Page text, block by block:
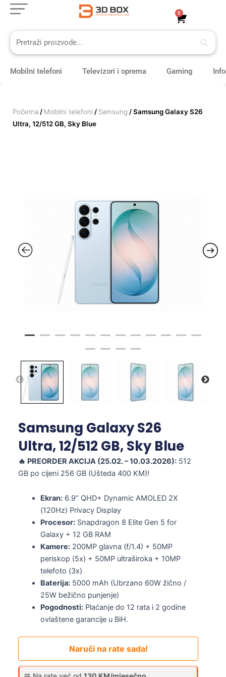
Skip
content
0
Cart
Mobilni telefoni Televizori i oprema Gaming
Početna / Mobilni telefoni / Samsung / Samsung Galaxy S26
Ultra, 12/512 GB, Sky Blue
Samsung Galaxy S26
Ultra, 12/512 GB, Sky Blue
🔥 PREORDER AKCIJA (25.02. – 10.03.2026):512
GB po cijeni 256 GB (Ušteda 400 KM)!
Ekran:6.9” QHD+ Dynamic AMOLED 2X
(120Hz) Privacy Display
Procesor:Snapdragon 8 Elite Gen 5 for
Galaxy + 12 GB RAM
Kamere:200MP glavna (f/1.4) + 50MP
periskop (5x) + 50MP ultraširoka + 10MP
telefoto (3x)
Baterija:5000 mAh (Ubrzano 60W žično /
25W bežično punjenje)
Pogodnosti:Plaćanje do 12 rata i 2 godine
ovlaštene garancije u BiH.
Naruči na rate sada!